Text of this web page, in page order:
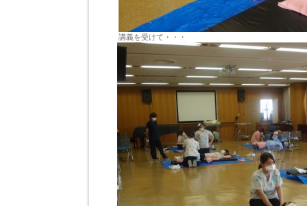
講義を受けて・・・